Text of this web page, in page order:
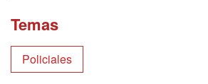
Temas
Policiales